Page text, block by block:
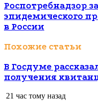
Роспотребнадзор
эпидемического
в России
Похожие статьи
В Госдуме
получения
21 час тому назад